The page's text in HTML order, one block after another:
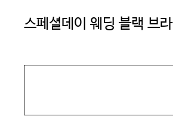
스페셜데이 웨딩 블랙 브라